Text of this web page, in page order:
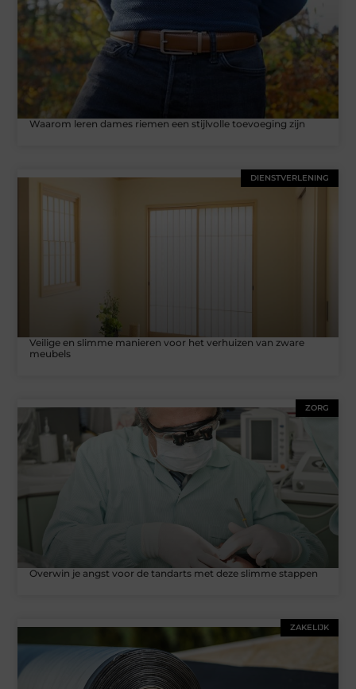
Waarom leren dames riemen een stijlvolle toevoeging zijn
DIENSTVERLENING
Veilige en slimme manieren voor het verhuizen van zware
meubels
ZORG
Overwin je angst voor de tandarts met deze slimme stappen
ZAKELIJK